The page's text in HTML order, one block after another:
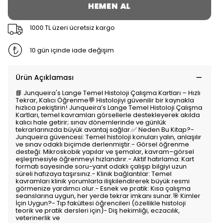
HEMEN AL
1000 TL üzeri ücretsiz kargo
10 gün içinde iade değişim
Ürün Açıklaması
📘 Junqueira's Lange Temel Histoloji Çalışma Kartları – Hızlı
Tekrar, Kalıcı Öğrenme💬 Histolojiyi güvenilir bir kaynakla
hızlıca pekiştirin! Junqueira’s Lange Temel Histoloji Çalışma
Kartları, temel kavramları görsellerle destekleyerek akılda
kalıcı hale getirir; sınav dönemlerinde ve günlük
tekrarlarınızda büyük avantaj sağlar.✅ Neden Bu Kitap?-
Junqueira güvencesi: Temel histoloji konuları yalın, anlaşılır
ve sınav odaklı biçimde derlenmiştir.- Görsel öğrenme
desteği: Mikroskobik yapılar ve şemalar, kavram–görsel
eşleşmesiyle öğrenmeyi hızlandırır.- Aktif hatırlama: Kart
formatı sayesinde soru-yanıt odaklı çalışıp bilgiyi uzun
süreli hafızaya taşırsınız.- Klinik bağlantılar: Temel
kavramları klinik yorumlarla ilişkilendirerek büyük resmi
görmenize yardımcı olur.- Esnek ve pratik: Kısa çalışma
seanslarına uygun, her yerde tekrar imkanı sunar.🎯 Kimler
İçin Uygun?- Tıp fakültesi öğrencileri (özellikle histoloji
teorik ve pratik dersleri için)- Diş hekimliği, eczacılık,
veterinerlik ve